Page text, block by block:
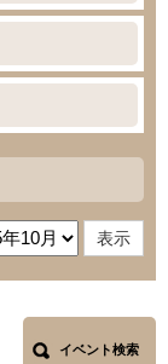
イベント検索